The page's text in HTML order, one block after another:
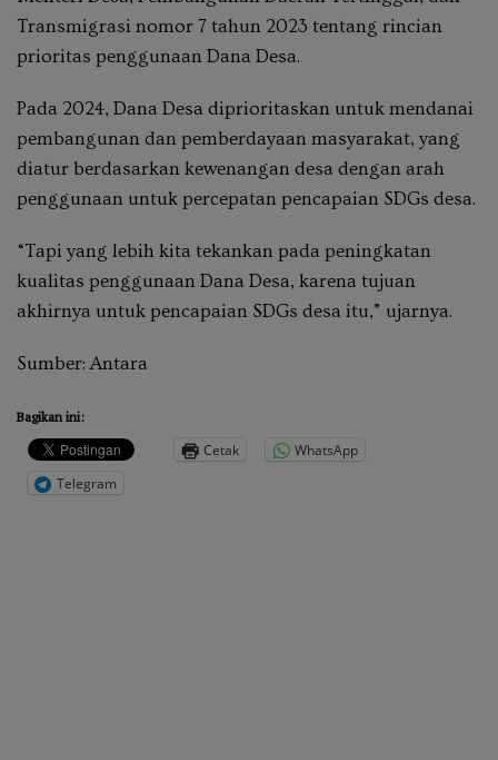
Transmigrasi nomor 7 tahun 2023 tentang rincian
prioritas penggunaan Dana Desa.
Pada 2024, Dana Desa diprioritaskan untuk mendanai
pembangunan dan pemberdayaan masyarakat, yang
diatur berdasarkan kewenangan desa dengan arah
penggunaan untuk percepatan pencapaian SDGs desa.
“Tapi yang lebih kita tekankan pada peningkatan
kualitas penggunaan Dana Desa, karena tujuan
akhirnya untuk pencapaian SDGs desa itu,” ujarnya.
Sumber: Antara
Bagikan ini:
Cetak
WhatsApp
Telegram